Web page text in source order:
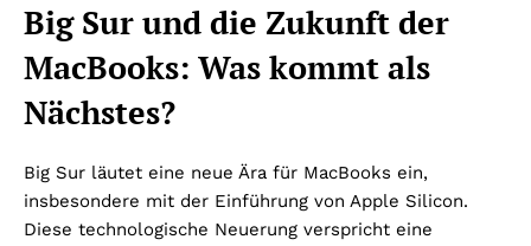
Big Sur und die Zukunft der
MacBooks: Was kommt als
Nächstes?
Big Sur läutet eine neue Ära für MacBooks ein,
insbesondere mit der Einführung von Apple Silicon.
Diese technologische Neuerung verspricht eine